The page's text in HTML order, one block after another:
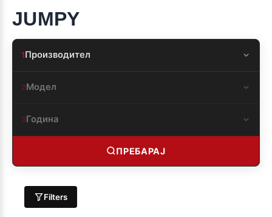
JUMPY
1Производител
2Модел
3Година
ПРЕБАРАЈ
Filters